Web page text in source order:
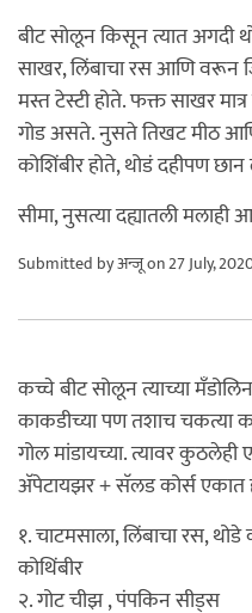
बीट सोलून किसून त्यात अगदी
साखर, लिंबाचा रस आणि वरून
मस्त टेस्टी होते. फक्त साखर
गोड असते. नुसते तिखट मीठ
कोशिंबीर होते, थोडं दहीपण
सीमा, नुसत्या दह्यातली
Submitted byअन्जूon 27 July,
कच्चे बीट सोलून त्याच्या
काकडीच्या पण तशाच चकत्या
गोल मांडायच्या. त्यावर
अ‍ॅपेटायझर + सॅलड कोर्स
१. चाटमसाला, लिंबाचा रस,
कोथिंबीर
२. गोट चीझ , पंपकिन सीड्स